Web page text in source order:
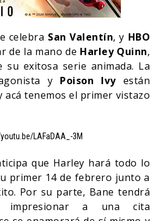
celebra San Valentín, y HBO
de la mano de Harley Quinn,
su exitosa serie animada. La
y Poison Ivyestán
acá tenemos el primer vistazo
LAFaDAA_-3M
que Harley hará todo lo
primer 14 de febrero junto a
Por su parte, Bane tendrá
impresionar a una cita